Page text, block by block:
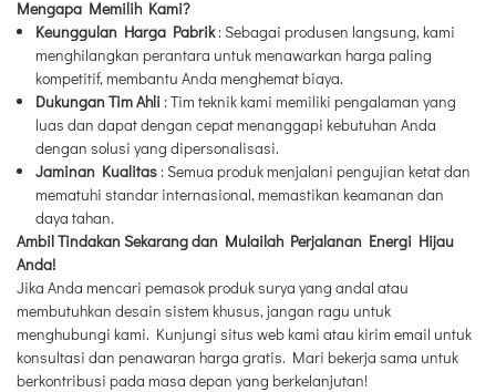
Mengapa Memilih Kami?
Keunggulan Harga Pabrik: Sebagai produsen langsung, kami
menghilangkan perantara untuk menawarkan harga paling
kompetitif, membantu Anda menghemat biaya.
Dukungan Tim Ahli: Tim teknik kami memiliki pengalaman yang
luas dan dapat dengan cepat menanggapi kebutuhan Anda
dengan solusi yang dipersonalisasi.
Jaminan Kualitas: Semua produk menjalani pengujian ketat dan
mematuhi standar internasional, memastikan keamanan dan
daya tahan.
Ambil Tindakan Sekarang dan Mulailah Perjalanan Energi Hijau
Anda!
Jika Anda mencari pemasok produk surya yang andal atau
membutuhkan desain sistem khusus, jangan ragu untuk
menghubungi kami. Kunjungi situs web kami atau kirim email untuk
konsultasi dan penawaran harga gratis. Mari bekerja sama untuk
berkontribusi pada masa depan yang berkelanjutan!